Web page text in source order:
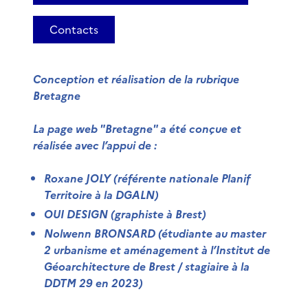
Contacts
Conception et réalisation de la rubrique
Bretagne
La page web "Bretagne" a été conçue et
réalisée avec l’appui de :
Roxane JOLY(référente nationale Planif
Territoire à la DGALN)
OUI DESIGN(graphiste à Brest)
Nolwenn BRONSARD(étudiante au master
2 urbanisme et aménagement à l’Institut de
Géoarchitecture de Brest / stagiaire à la
DDTM 29 en 2023)